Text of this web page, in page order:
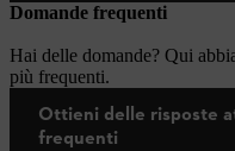
Domande frequenti
Hai delle domande? Qui
più frequenti.
Ottieni delle risposte
frequenti